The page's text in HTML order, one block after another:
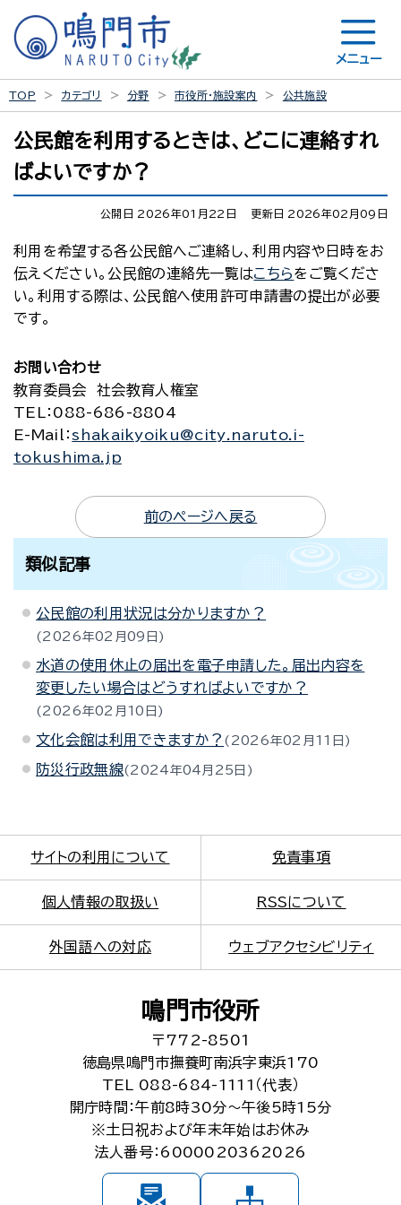
メニュー
TOP カテゴリ 分野 市役所・施設案内 公共施設
公民館を利用するときは、どこに連絡すれ
ばよいですか？
公開日 2026年01月22日 更新日 2026年02月09日
利用を希望する各公民館へご連絡し、利用内容や日時をお
伝えください。公民館の連絡先一覧はこちらをご覧くださ
い。利用する際は、公民館へ使用許可申請書の提出が必要
です。
お問い合わせ
教育委員会 社会教育人権室
TEL
：088-686-8804
E-Mail
： shakaikyoiku@city.naruto.i-
tokushima.jp
前のページへ戻る
類似記事
公民館の利用状況は分かりますか？
2026年02月09日
水道の使用休止の届出を電子申請した。届出内容を
変更したい場合はどうすればよいですか？
2026年02月10日
文化会館は利用できますか？ 2026年02月11日
防災行政無線 2024年04月25日
サイトの利用について 免責事項
個人情報の取扱い RSSについて
外国語への対応 ウェブアクセシビリティ
鳴門市役所
〒772-8501
徳島県鳴門市撫養町南浜字東浜170
TEL 088-684-1111（代表）
開庁時間：午前8時30分～午後5時15分
※土日祝および年末年始はお休み
法人番号：6000020362026